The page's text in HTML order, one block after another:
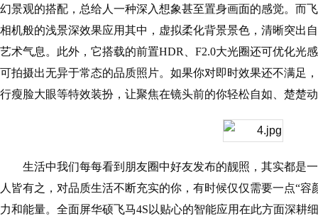
幻景观的搭配，总给人一种深入想象甚至置身画面的感觉。而
相机般的浅景深效果应用其中，虚拟柔化背景景色，清晰突出
艺术气息。此外，它搭载的前置HDR、F2.0大光圈还可优化光
可拍摄出无异于常态的品质照片。如果你对即时效果还不满足
行瘦脸大眼等特效装扮，让聚焦在镜头前的你轻松自如、楚楚
生活中我们每每看到朋友圈中好友发布的靓照，其实都是
人皆有之，对品质生活不断充实的你，有时候仅仅需要一点“容
力和能量。全面屏华硕飞马4S以贴心的智能应用在此方面深耕